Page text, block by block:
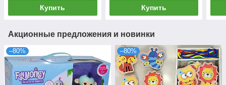
Купить Купить
Акционные предложения и новинки
–80% –80%